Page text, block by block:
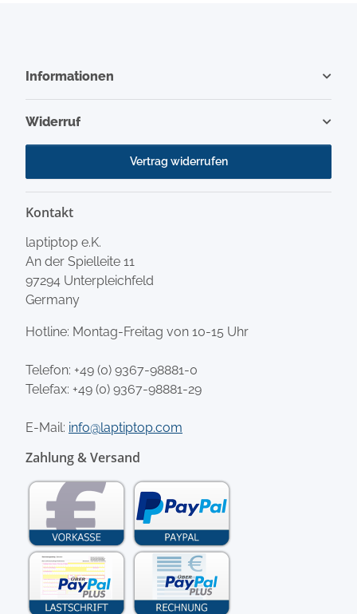
Informationen
Widerruf
Vertrag widerrufen
Kontakt
laptiptop e.K.
An der Spielleite 11
97294 Unterpleichfeld
Germany
Hotline: Montag-Freitag von 10-15 Uhr
Telefon: +49 (0) 9367-98881-0
Telefax: +49 (0) 9367-98881-29
E-Mail: info@laptiptop.com
Zahlung & Versand